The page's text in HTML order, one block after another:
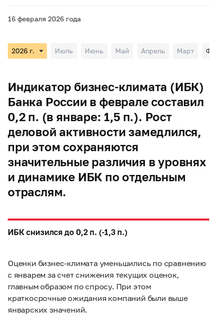
16 февраля 2026 года
Июль Июнь Май Апрель Март
Индикатор бизнес-климата (ИБК)
Банка России в феврале составил
0,2 п. (в январе: 1,5 п.). Рост
деловой активности замедлился,
при этом сохраняются
значительные различия в уровнях
и динамике ИБК по отдельным
отраслям.
ИБК снизился до 0,2 п. (-1,3 п.)
Оценки бизнес-климата уменьшились по сравнению
с январем за счет снижения текущих оценок,
главным образом по спросу. При этом
краткосрочные ожидания компаний были выше
январских значений.